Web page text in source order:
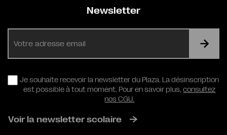
Newsletter
RGPD
Je souhaite recevoir la newsletter du Plaza. La désinscription
est possible à tout moment. Pour en savoir plus,consultez
nos CGU.
Voir la newsletter scolaire